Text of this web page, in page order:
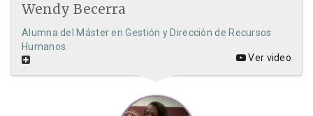
Wendy Becerra
Alumna del Máster en Gestión y Dirección de Recursos
Humanos.
Ver video